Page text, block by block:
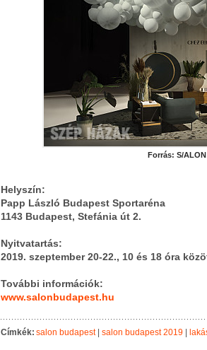
Forrás: S/ALON
Helyszín:
Papp László Budapest Sportaréna
1143 Budapest, Stefánia út 2.
Nyitvatartás:
2019. szeptember 20-22., 10 és 18 óra
További információk:
www.salonbudapest.hu
Címkék:salon budapest| salon budapest 2019